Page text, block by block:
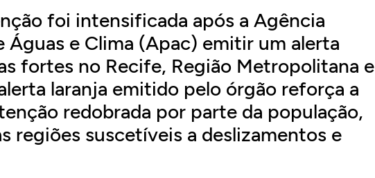
foi intensificada após a Agência
Águas e Clima (Apac) emitir um alerta
fortes no Recife, Região Metropolitana e
laranja emitido pelo órgão reforça a
redobrada por parte da população,
regiões suscetíveis a deslizamentos e